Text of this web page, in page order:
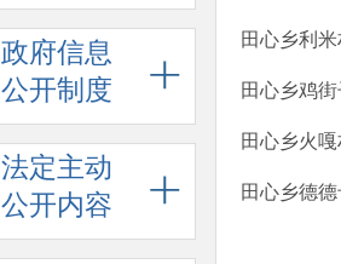
政府信息
公开制度
法定主动
公开内容
田心乡利
田心乡鸡
田心乡火
田心乡德